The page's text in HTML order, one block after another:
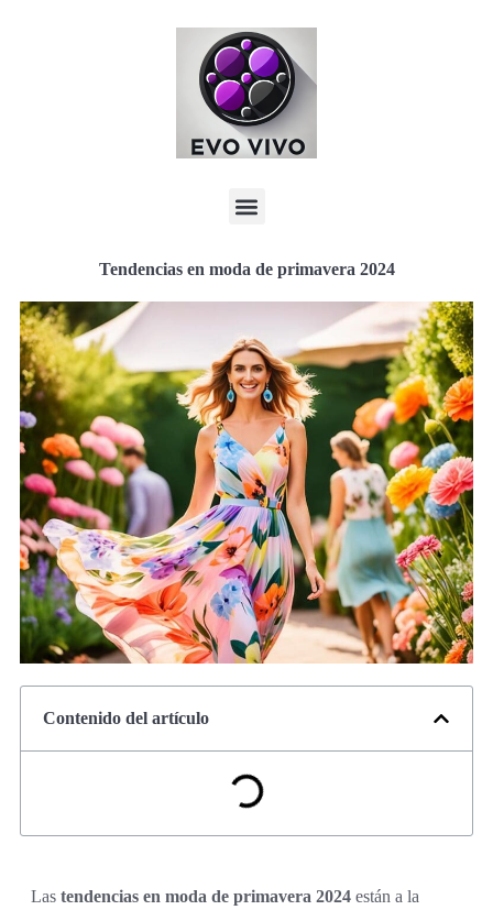
Tendencias en moda de primavera 2024
Contenido del artículo
Las tendencias en moda de primavera 2024 están a la